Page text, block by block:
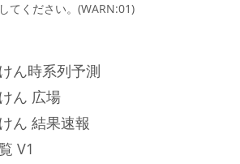
てください。(WARN:01)
ん時系列予測
ん 広場
ん 結果速報
V1